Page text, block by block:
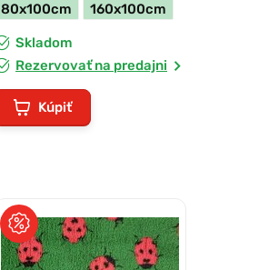
80x100cm
160x100cm
Skladom
Rezervovať na predajni
Kúpiť